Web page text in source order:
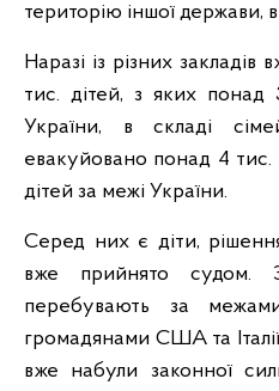
територію іншої держави,
Наразі із різних
тис. дітей, з яких понад
України, в складі
евакуйовано понад 4 тис.
дітей за межі України.
Серед них є діти,
вже прийнято судом.
перебувають за
громадянами США та
вже набули законної